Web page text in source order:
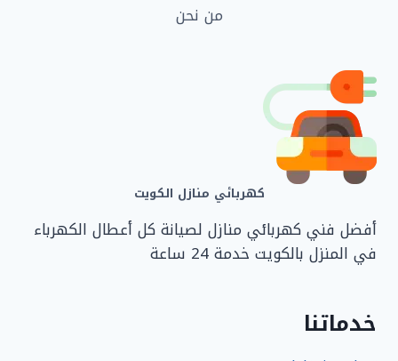
من نحن
كهربائي منازل الكويت
أفضل فني كهربائي منازل لصيانة كل أعطال الكهرباء
في المنزل بالكويت خدمة 24 ساعة
خدماتنا